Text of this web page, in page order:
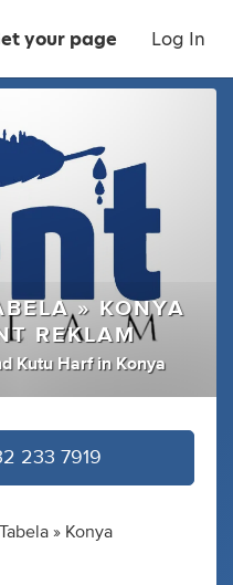
your page Log In
» KONYA
REKLAM
Kutu Harf in Konya
233 7919
» Konya